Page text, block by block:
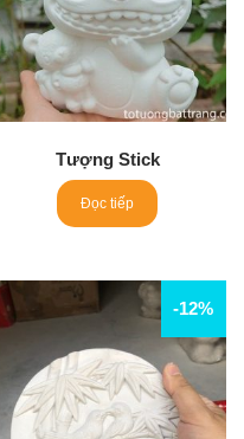
Tượng Stick
Đọc tiếp
-12%